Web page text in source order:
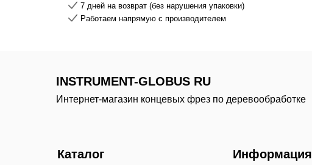
7 дней на возврат (без нарушения упаковки)
Работаем напрямую с производителем
Каталог Информация
INSTRUMENT-GLOBUS RU
Интернет-магазин концевых фрез по деревообработке